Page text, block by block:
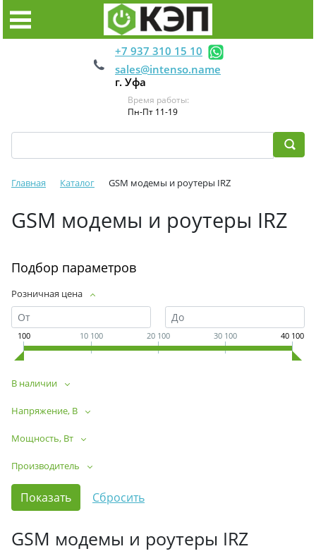
+7 937 310 15 10
sales@intenso.name
г. Уфа
Время работы:
Пн-Пт 11-19
Главная Каталог GSM модемы и роутеры IRZ
GSM модемы и роутеры IRZ
Подбор параметров
Розничная цена
100 10 100 20 100 30 100 40 100
В наличии
Напряжение, В
Мощность, Вт
Производитель
GSM модемы и роутеры IRZ